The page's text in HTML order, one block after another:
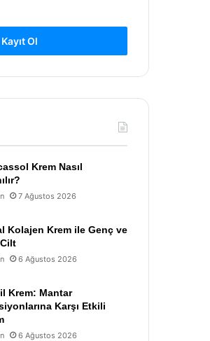
Kayıt Ol
Krem Nasıl
7 Ağustos 2026
Kolajen Krem ile Genç ve
Cilt
6 Ağustos 2026
Krem: Mantar
Karşı Etkili
6 Ağustos 2026